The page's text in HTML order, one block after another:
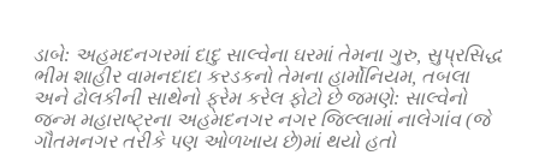
ડાબે: અહમદનગરમાં દાદુ સાલ્વેના ઘરમાં તેમના ગુરુ, સુપ્રસિદ્ધ
ભીમ શાહીર વામનદાદા કરડકનો તેમના હાર્મોનિયમ, તબલા
અને ઢોલકીની સાથેનો ફ્રેમ કરેલ ફોટો છે જમણે: સાલ્વેનો
જન્મ મહારાષ્ટ્રના અહમદનગર નગર જિલ્લામાં નાલેગાંવ (જે
ગૌતમનગર તરીકે પણ ઓળખાય છે)માં થયો હતો